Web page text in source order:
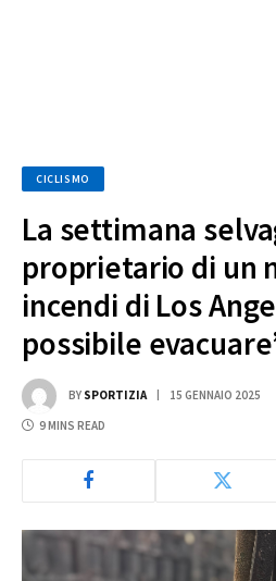
CICLISMO
La settimana
proprietario di un
incendi di Los
possibile
BY SPORTIZIA 15 GENNAIO 2025
9 MINS READ